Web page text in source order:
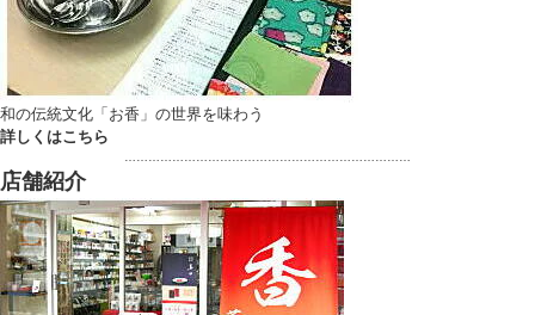
和の伝統文化「お香」の世界を味わう
詳しくはこちら
店舗紹介